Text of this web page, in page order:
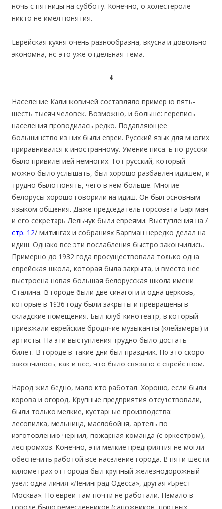
ночь с пятницы на субботу. Конечно, о холестероле
никто не имел понятия.
Еврейская кухня очень разнообразна, вкусна и довольно
экономна, но это уже отдельная тема.
4
Население Калинковичей составляло примерно пять-
шесть тысяч человек. Возможно, и больше: перепись
населения проводилась редко. Подавляющее
большинство из них были евреи. Русский язык для многих
приравнивался к иностранному. Умение писать по-русски
было привилегией немногих. Тот русский, который
можно было услышать, был хорошо разбавлен идишем, и
трудно было понять, чего в нем больше. Многие
белорусы хорошо говорили на идиш. Он был основным
языком общения. Даже председатель горсовета Баргман
и его секретарь Лельчук были евреями. Выступления на /
стр. 12/ митингах и собраниях Баргман нередко делал на
идиш. Однако все эти послабления быстро закончились.
Примерно до 1932 года просуществовала только одна
еврейская школа, которая была закрыта, и вместо нее
выстроена новая большая белорусская школа имени
Сталина. В городе были две синагоги и одна церковь,
которые в 1936 году были закрыты и превращены в
складские помещения. Был клуб-кинотеатр, в который
приезжали еврейские бродячие музыканты (клейзмеры) и
артисты. На эти выступления трудно было достать
билет. В городе в такие дни был праздник. Но это скоро
закончилось, как и все, что было связано с еврейством.
Народ жил бедно, мало кто работал. Хорошо, если были
корова и огород, Крупные предприятия отсутствовали,
были только мелкие, кустарные производства:
лесопилка, мельница, маслобойня, артель по
изготовлению чернил, пожарная команда (с оркестром),
леспромхоз. Конечно, эти мелкие предприятия не могли
обеспечить работой все население города. В пяти-шести
километрах от города был крупный железнодорожный
узел: одна линия «Ленинград-Одесса», другая «Брест-
Москва». Но евреи там почти не работали. Немало в
городе было ремесленников (сапожников, портных,